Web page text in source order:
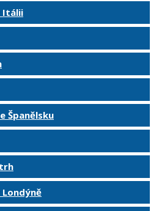
Itálii
Španělsku